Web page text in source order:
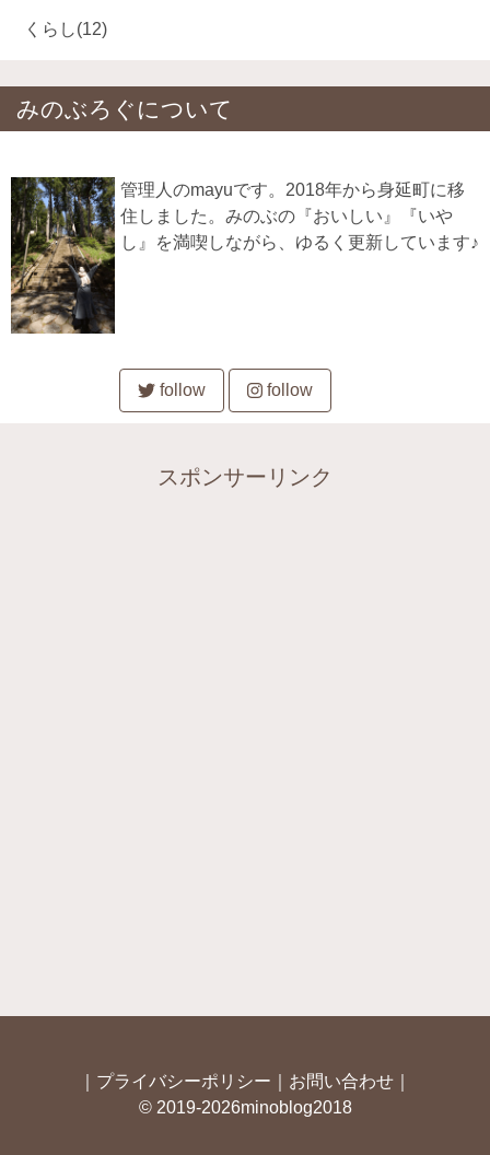
くらし(12)
みのぶろぐについて
管理人のmayuです。2018年から身延町に移
住しました。みのぶの『おいしい』『いや
し』を満喫しながら、ゆるく更新しています♪
follow follow
スポンサーリンク
プライバシーポリシー お問い合わせ
© 2019-2026minoblog2018